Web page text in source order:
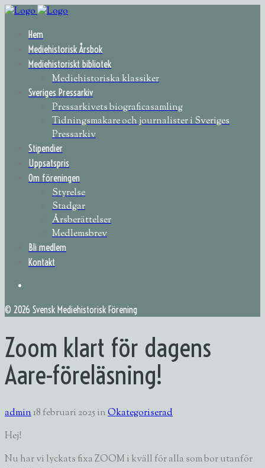
Hem
Mediehistorisk Årsbok
Mediehistoriskt bibliotek
Mediehistoriska klassiker
Sveriges Pressarkiv
Pressarkivets biograficasamling
Tidningsmakare och journalister i Sveriges
Pressarkiv
Stipendier
Uppsatspris
Om föreningen
Styrelse
Stadgar
Årsberättelser
Medlemsbrev
Bli medlem
Kontakt
© 2026 Svensk Mediehistorisk Förening
Zoom klart för dagens
Aare-föreläsning!
admin18 februari 2025inOkategoriserad
Hej!
Nu har vi lyckats fixa ZOOM i kväll för alla som bor utanför